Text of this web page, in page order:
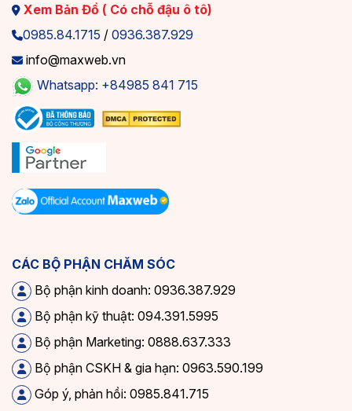
Xem Bản Đồ ( Có chỗ đậu ô tô)
0985.84.1715 / 0936.387.929
info@maxweb.vn
Whatsapp: +84985 841 715
CÁC BỘ PHẬN CHĂM SÓC
Bộ phận kinh doanh: 0936.387.929
Bộ phận kỹ thuật: 094.391.5995
Bộ phận Marketing: 0888.637.333
Bộ phận CSKH & gia hạn: 0963.590.199
Góp ý, phản hồi: 0985.841.715